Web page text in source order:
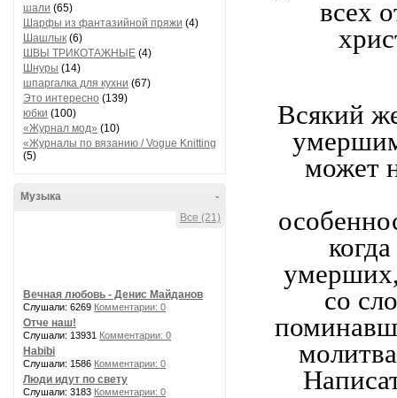
шали (65)
Шарфы из фантазийной пряжи (4)
Шашлык (6)
ШВЫ ТРИКОТАЖНЫЕ (4)
Шнуры (14)
шпаргалка для кухни (67)
Это интересно (139)
юбки (100)
«Журнал мод» (10)
«Журналы по вязанию / Vogue Knitting
(5)
-
Музыка
Все (21)
Вечная любовь - Денис Майданов
Слушали: 6269 Комментарии: 0
Отче наш!
Слушали: 13931 Комментарии: 0
Habibi
Слушали: 1586 Комментарии: 0
Люди идут по свету
Слушали: 3183 Комментарии: 0
всех
Всякий
может
со